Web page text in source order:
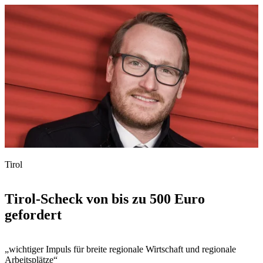
Tirol
Tirol-Scheck von bis zu 500 Euro
gefordert
„wichtiger Impuls für breite regionale Wirtschaft und regionale
Arbeitsplätze“